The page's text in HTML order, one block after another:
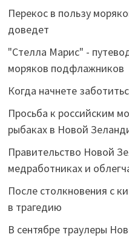
Перекос в пользу
доведет
"Стелла Марис" -
моряков подфлажников
Когда начнете
Просьба к российским
рыбаках в Новой
Правительство Новой
медработниках и
После столкновения с
в трагедию
В сентябре траулеры